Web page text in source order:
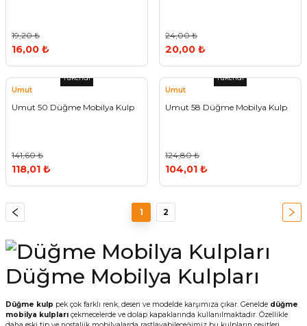
19,20 ₺
16,00 ₺
24,00 ₺
20,00 ₺
Tükendi
Umut
Umut 50 Düğme Mobilya Kulp
141,60 ₺
118,01 ₺
Tükendi
Umut
Umut 58 Düğme Mobilya Kulp
124,80 ₺
104,01 ₺
1 2
Düğme Mobilya Kulpları
Düğme kulp pek çok farklı renk, desen ve modelde karşımıza çıkar. Genelde düğme
mobilya kulpları çekmecelerde ve dolap kapaklarında kullanılmaktadır. Özellikle